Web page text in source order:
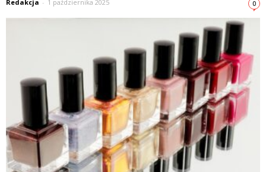
Redakcja - 1 października 2025 0